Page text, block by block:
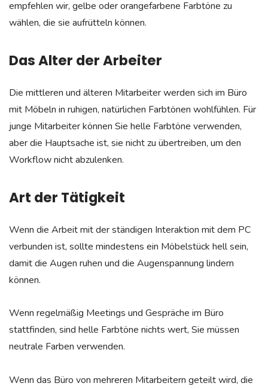
empfehlen wir, gelbe oder orangefarbene Farbtöne zu
wählen, die sie aufrütteln können.
Das Alter derArbeiter
Die mittleren und älteren Mitarbeiter werden sich im Büro
mit Möbeln in ruhigen, natürlichen Farbtönen wohlfühlen. Für
junge Mitarbeiter können Sie helle Farbtöne verwenden,
aber die Hauptsache ist, sie nicht zu übertreiben, um den
Workflow nicht abzulenken.
Art der Tätigkeit
Wenn die Arbeit mit der ständigen Interaktion mit dem PC
verbunden ist, sollte mindestens ein Möbelstück hell sein,
damit die Augen ruhen und die Augenspannung lindern
können.
Wenn regelmäßig Meetings und Gespräche im Büro
stattfinden, sind helle Farbtöne nichts wert, Sie müssen
neutrale Farben verwenden.
Wenn das Büro von mehreren Mitarbeitern geteilt wird, die